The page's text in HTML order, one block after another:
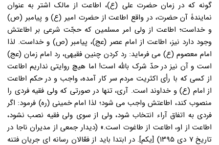
گونه که در زمان حضرت علی (ع)، اطاعت از مالک اشتر به عنوان
نمایندۀ آن حضرت، در واقع اطاعت از حضرت امیر (ع) و پیامبر (ص)
و خداست؛ اطاعت از ولی امر مسلمین که حجّت شرعی بر اطاعتش
وجود دارد نیز، اطاعت از امام عصر (عج)، پیامبر (ص) و خداست. لذا
امام معصوم (ع) می فرماید: رد کردن چنین فقیهی، رد امام زمان (عج)
است و آن نیز در حدّ شرک بالله است! اما هیچ روایتی نداریم اطاعت
از کسی که با رأی اکثریت مردم سر کار آمده، واجب و در حکم اطاعت
از امام (ع) و خداوند است. آری، تنها در صورتی که ولی فقیه فردی را
منصوب کند، اطاعتش واجب می شود؛ لذا امام خمینی (ره) فرمود: اگر
فردی به اتفاق آراء انتخاب شود، ولی از سوی ولی فقیه نصب نشود،
اطاعت از او، اطاعت از طاغوت است.» (دیدار جمعی از مدیران ناجا در
تاریخ ۷ دی ۱۳۹۵) [یکم]. در ابتدا باید از فعّالان رسانه ای جریان فتنه